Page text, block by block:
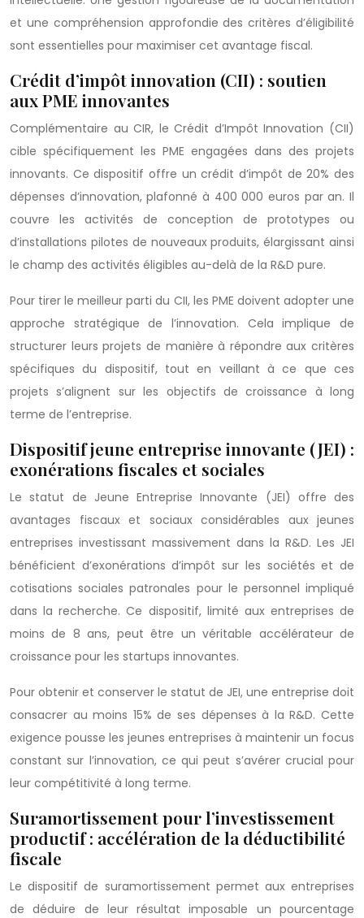
et une compréhension approfondie des critères d’éligibilité
sont essentielles pour maximiser cet avantage fiscal.
Crédit d’impôt innovation (CII) : soutien
aux PME innovantes
Complémentaire au CIR, le Crédit d’Impôt Innovation (CII)
cible spécifiquement les PME engagées dans des projets
innovants. Ce dispositif offre un crédit d’impôt de 20% des
dépenses d’innovation, plafonné à 400 000 euros par an. Il
couvre les activités de conception de prototypes ou
d’installations pilotes de nouveaux produits, élargissant ainsi
le champ des activités éligibles au-delà de la R&D pure.
Pour tirer le meilleur parti du CII, les PME doivent adopter une
approche stratégique de l’innovation. Cela implique de
structurer leurs projets de manière à répondre aux critères
spécifiques du dispositif, tout en veillant à ce que ces
projets s’alignent sur les objectifs de croissance à long
terme de l’entreprise.
Dispositif jeune entreprise innovante (JEI) :
exonérations fiscales et sociales
Le statut de Jeune Entreprise Innovante (JEI) offre des
avantages fiscaux et sociaux considérables aux jeunes
entreprises investissant massivement dans la R&D. Les JEI
bénéficient d’exonérations d’impôt sur les sociétés et de
cotisations sociales patronales pour le personnel impliqué
dans la recherche. Ce dispositif, limité aux entreprises de
moins de 8 ans, peut être un véritable accélérateur de
croissance pour les startups innovantes.
Pour obtenir et conserver le statut de JEI, une entreprise doit
consacrer au moins 15% de ses dépenses à la R&D. Cette
exigence pousse les jeunes entreprises à maintenir un focus
constant sur l’innovation, ce qui peut s’avérer crucial pour
leur compétitivité à long terme.
Suramortissement pour l’investissement
productif : accélération de la déductibilité
fiscale
Le dispositif de suramortissement permet aux entreprises
de déduire de leur résultat imposable un pourcentage